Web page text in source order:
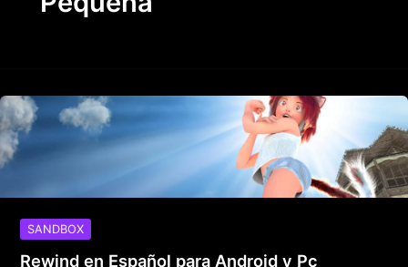
SANDBOX
Rewind en Español para Android y Pc